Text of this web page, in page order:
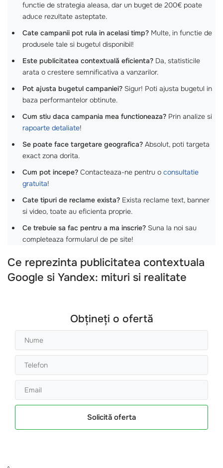
functie de strategia aleasa, dar un buget de 200€ poate
aduce rezultate asteptate.
Cate campanii pot rula in acelasi timp? Multe, in functie de
produsele tale si bugetul disponibil!
Este publicitatea contextuală eficienta? Da, statisticile
arata o crestere semnificativa a vanzarilor.
Pot ajusta bugetul campaniei? Sigur! Poti ajusta bugetul in
baza performantelor obtinute.
Cum stiu daca campania mea functioneaza? Prin analize si
rapoarte detaliate!
Se poate face targetare geografica? Absolut, poti targeta
exact zona dorita.
Cum pot incepe? Contacteaza-ne pentru o consultatie
gratuita!
Cate tipuri de reclame exista? Exista reclame text, banner
si video, toate au eficienta proprie.
Ce trebuie sa fac pentru a ma inscrie? Suna la noi sau
completeaza formularul de pe site!
Ce reprezinta publicitatea contextuala
Google si Yandex: mituri si realitate
Obțineți o ofertă
Solicită oferta